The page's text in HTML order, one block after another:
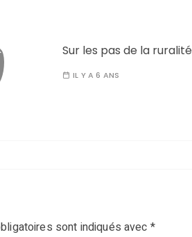
Sur les pas de la ruralité
IL Y A 6 ANS
sont indiqués avec *